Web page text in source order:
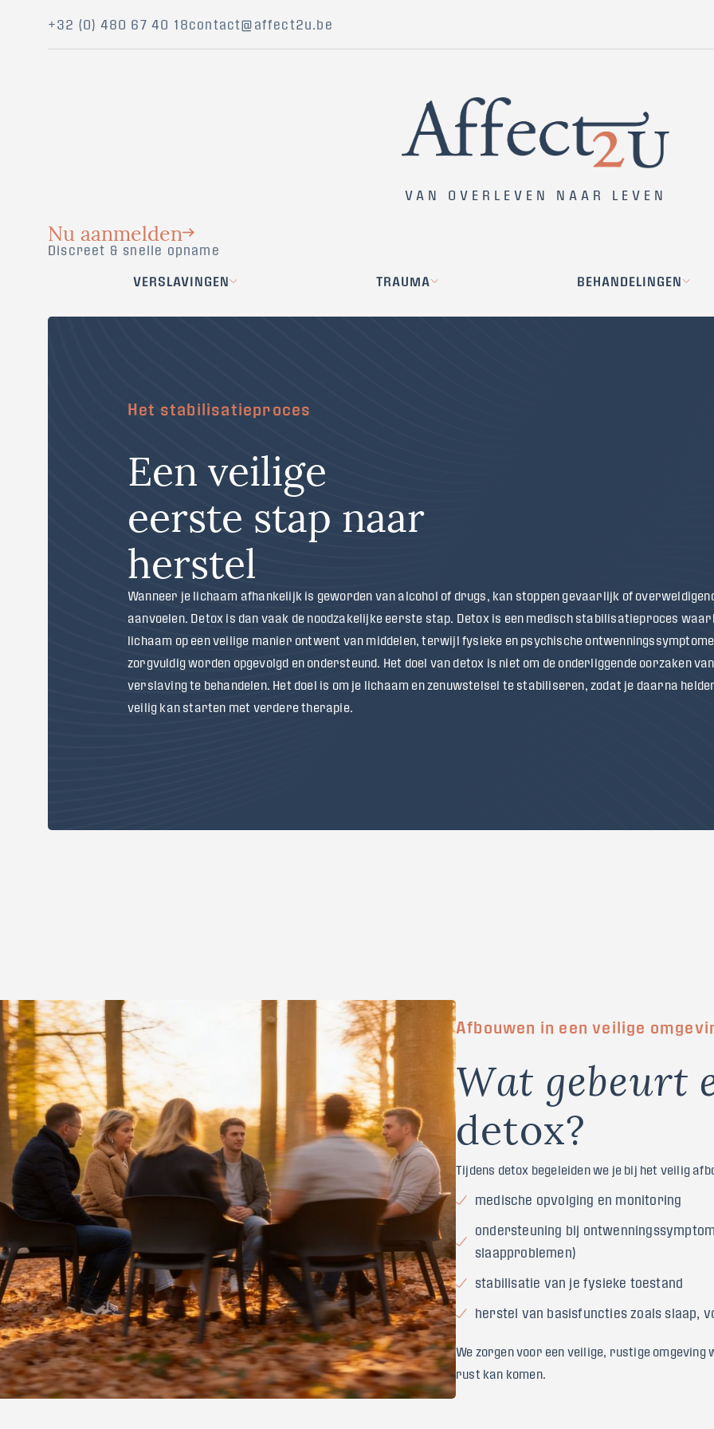
+32 (0) 480 67 40 18contact@affect2u.be
VAN OVERLEVEN NAAR LEVEN
Nu aanmelden
Discreet & snelle opname
VERSLAVINGEN TRAUMA BEHANDELINGEN
Het stabilisatieproces
Een veilige
eerste stap naar
herstel
Wanneer je lichaam afhankelijk is geworden van alcohol of drugs, kan stoppen gevaarlijk of
aanvoelen. Detox is dan vaak de noodzakelijke eerste stap. Detox is een medisch stabilisatieproces
lichaam op een veilige manier ontwent van middelen, terwijl fysieke en psychische
zorgvuldig worden opgevolgd en ondersteund. Het doel van detox is niet om de onderliggende oorzaken van
verslaving te behandelen. Het doel is om je lichaam en zenuwstelsel te stabiliseren, zodat je daarna
veilig kan starten met verdere therapie.
Afbouwen in een veilige
Wat gebeurt
detox?
Tijdens detox begeleiden we je bij het veilig
medische opvolging en monitoring
ondersteuning bij
slaapproblemen)
stabilisatie van je fysieke toestand
herstel van basisfuncties zoals slaap,
We zorgen voor een veilige, rustige
rust kan komen.